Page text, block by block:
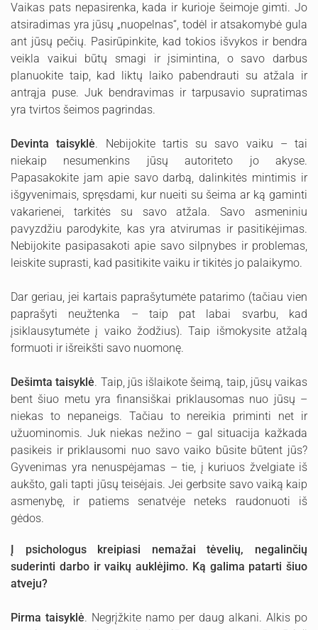
Vaikas pats nepasirenka, kada ir kurioje šeimoje gimti. Jo
atsiradimas yra jūsų „nuopelnas“, todėl ir atsakomybė gula
ant jūsų pečių. Pasirūpinkite, kad tokios išvykos ir bendra
veikla vaikui būtų smagi ir įsimintina, o savo darbus
planuokite taip, kad liktų laiko pabendrauti su atžala ir
antrąja puse. Juk bendravimas ir tarpusavio supratimas
yra tvirtos šeimos pagrindas.
Devinta taisyklė. Nebijokite tartis su savo vaiku – tai
niekaip nesumenkins jūsų autoriteto jo akyse.
Papasakokite jam apie savo darbą, dalinkitės mintimis ir
išgyvenimais, spręsdami, kur nueiti su šeima ar ką gaminti
vakarienei, tarkitės su savo atžala. Savo asmeniniu
pavyzdžiu parodykite, kas yra atvirumas ir pasitikėjimas.
Nebijokite pasipasakoti apie savo silpnybes ir problemas,
leiskite suprasti, kad pasitikite vaiku ir tikitės jo palaikymo.
Dar geriau, jei kartais paprašytumėte patarimo (tačiau vien
paprašyti neužtenka – taip pat labai svarbu, kad
įsiklausytumėte į vaiko žodžius). Taip išmokysite atžalą
formuoti ir išreikšti savo nuomonę.
Dešimta taisyklė. Taip, jūs išlaikote šeimą, taip, jūsų vaikas
bent šiuo metu yra finansiškai priklausomas nuo jūsų –
niekas to nepaneigs. Tačiau to nereikia priminti net ir
užuominomis. Juk niekas nežino – gal situacija kažkada
pasikeis ir priklausomi nuo savo vaiko būsite būtent jūs?
Gyvenimas yra nenuspėjamas – tie, į kuriuos žvelgiate iš
aukšto, gali tapti jūsų teisėjais. Jei gerbsite savo vaiką kaip
asmenybę, ir patiems senatvėje neteks raudonuoti iš
gėdos.
Į psichologus kreipiasi nemažai tėvelių, negalinčių
suderinti darbo ir vaikų auklėjimo. Ką galima patarti šiuo
atveju?
Pirma taisyklė. Negrįžkite namo per daug alkani. Alkis po